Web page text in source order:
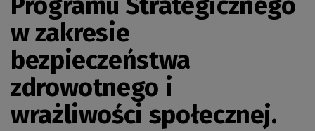
w zakresie
bezpieczeństwa
zdrowotnego i
wrażliwości społecznej.